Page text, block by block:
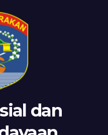
dan